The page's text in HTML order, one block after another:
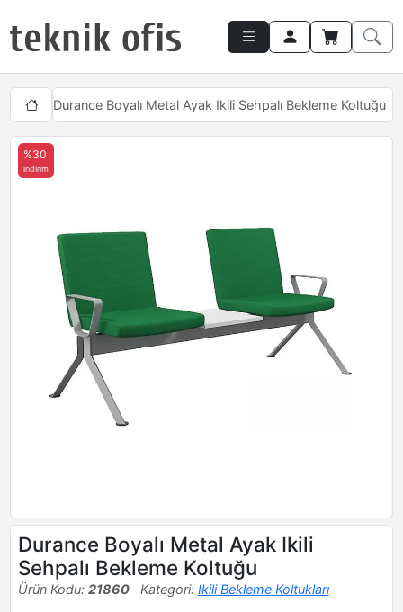
Durance Boyalı Metal Ayak Ikili Sehpalı Bekleme Koltuğu
%30
indirim
Durance Boyalı Metal Ayak Ikili
Sehpalı Bekleme Koltuğu
Ürün Kodu: 21860 Kategori: Ikili Bekleme Koltukları